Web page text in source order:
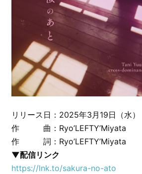
リリース日：2025年3月19日（水）
作 曲：Ryo’LEFTY’Miyata
作 詞：Ryo’LEFTY’Miyata
▼配信リンク
https://lnk.to/sakura-no-ato